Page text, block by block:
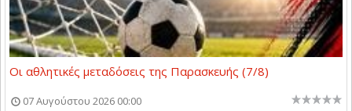
Οι αθλητικές μεταδόσεις της Παρασκευής (7/8)
07 Αυγούστου 2026 00:00